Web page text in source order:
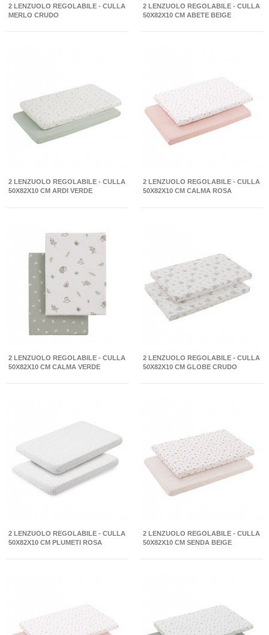
2 LENZUOLO REGOLABILE - CULLA
MERLO CRUDO
2 LENZUOLO REGOLABILE - CULLA
50X82X10 CM ABETE BEIGE
2 LENZUOLO REGOLABILE - CULLA
50X82X10 CM ARDI VERDE
2 LENZUOLO REGOLABILE - CULLA
50X82X10 CM CALMA ROSA
2 LENZUOLO REGOLABILE - CULLA
50X82X10 CM CALMA VERDE
2 LENZUOLO REGOLABILE - CULLA
50X82X10 CM GLOBE CRUDO
2 LENZUOLO REGOLABILE - CULLA
50X82X10 CM PLUMETI ROSA
2 LENZUOLO REGOLABILE - CULLA
50X82X10 CM SENDA BEIGE